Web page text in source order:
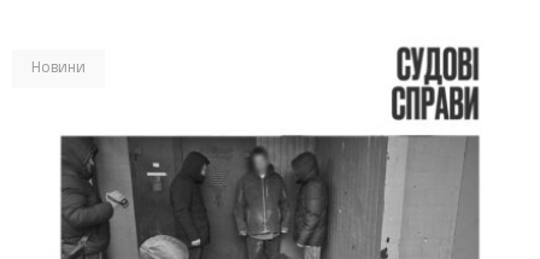
Новини